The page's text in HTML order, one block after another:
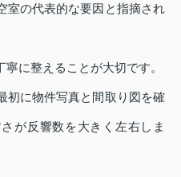
室の代表的な要因と指摘され
に整えることが大切です。
初に物件写真と間取り図を確
が反響数を大きく左右しま